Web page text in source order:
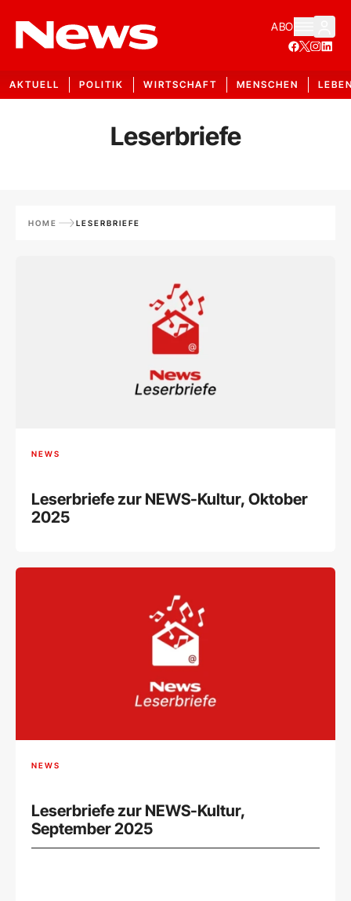
ABO
AKTUELL POLITIK WIRTSCHAFT MENSCHEN
Leserbriefe
HOME LESERBRIEFE
NEWS
Leserbriefe zur NEWS-Kultur, Oktober
2025
NEWS
Leserbriefe zur NEWS-Kultur,
September 2025